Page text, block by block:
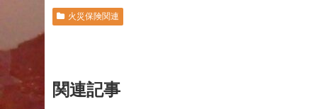
火災保険関連
関連記事